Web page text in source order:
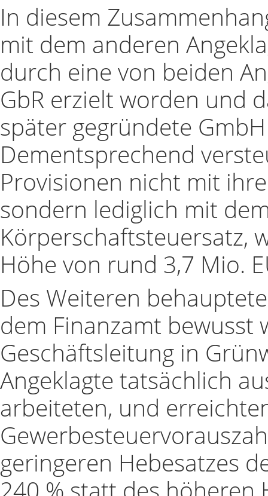
In diesem
mit dem anderen
durch eine von beiden
GbR erzielt worden und
später gegründete
Dementsprechend
Provisionen nicht mit
sondern lediglich mit
Körperschaftsteuersatz,
Höhe von rund 3,7 Mio.
Des Weiteren
dem Finanzamt bewusst
Geschäftsleitung in
Angeklagte tatsächlich
arbeiteten, und
geringeren Hebesatzes